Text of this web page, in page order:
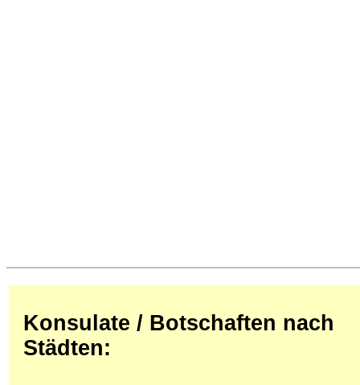
Konsulate / Botschaften nach
Städten: